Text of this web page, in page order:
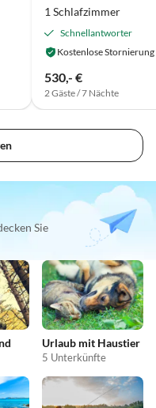
1 Schlafzimmer
Schnellantworter
Kostenlose Stornierung
530,- €
2 Gäste / 7 Nächte
Sie
Urlaub mit Haustier
5 Unterkünfte